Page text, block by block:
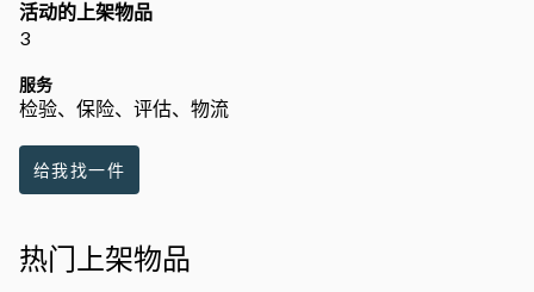
活动的上架物品
3
服务
检验、保险、评估、物流
给我找一件
热门上架物品